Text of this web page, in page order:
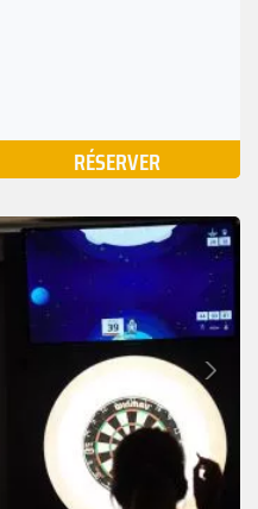
RÉSERVER
Suivant